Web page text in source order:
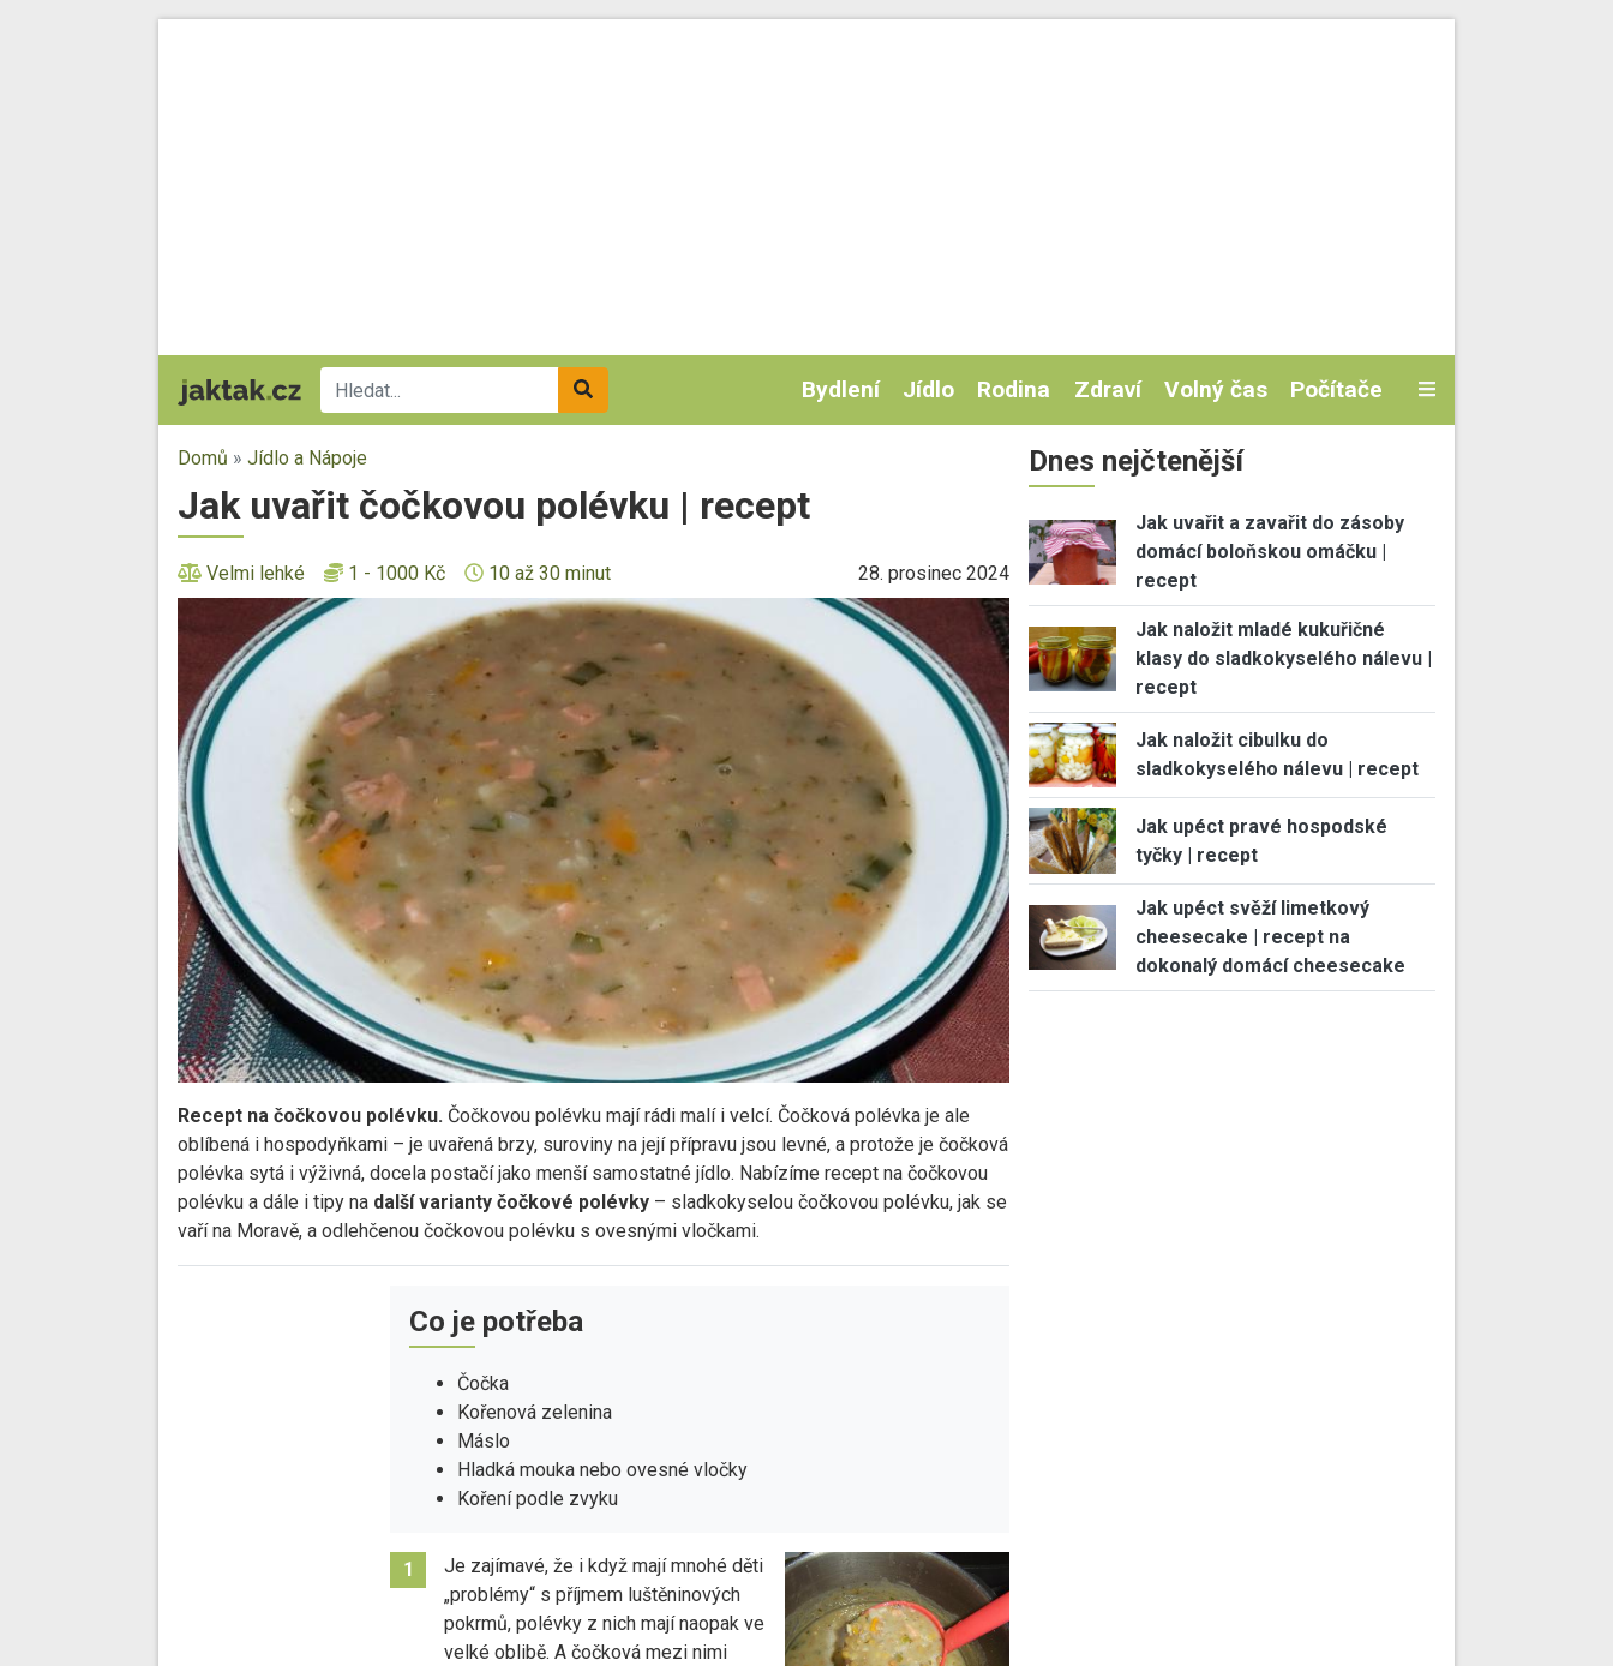
Bydlení Jídlo Rodina Zdraví Volný čas Počítače
Domů » Jídlo a Nápoje
Jak uvařit čočkovou polévku | recept
Velmi lehké 1 - 1000 Kč 10 až 30 minut 28. prosinec 2024
Recept na čočkovou polévku. Čočkovou polévku mají rádi malí i velcí. Čočková polévka je ale
oblíbená i hospodyňkami – je uvařená brzy, suroviny na její přípravu jsou levné, a protože je čočková
polévka sytá i výživná, docela postačí jako menší samostatné jídlo. Nabízíme recept na čočkovou
polévku a dále i tipy na další varianty čočkové polévky – sladkokyselou čočkovou polévku, jak se
vaří na Moravě, a odlehčenou čočkovou polévku s ovesnými vločkami.
Co je potřeba
Čočka
Kořenová zelenina
Máslo
Hladká mouka nebo ovesné vločky
Koření podle zvyku
1
Je zajímavé, že i když mají mnohé děti
„problémy“ s příjmem luštěninových
pokrmů, polévky z nich mají naopak ve
velké oblibě. A čočková mezi nimi
Dnes nejčtenější
Jak uvařit a zavařit do zásoby
domácí boloňskou omáčku |
recept
Jak naložit mladé kukuřičné
klasy do sladkokyselého nálevu |
recept
Jak naložit cibulku do
sladkokyselého nálevu | recept
Jak upéct pravé hospodské
tyčky | recept
Jak upéct svěží limetkový
cheesecake | recept na
dokonalý domácí cheesecake